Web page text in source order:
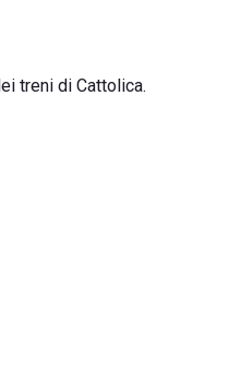
treni di Cattolica.